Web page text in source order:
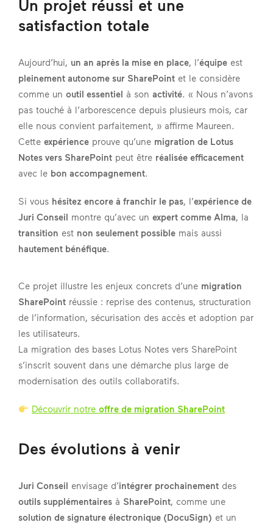
Un projet réussi et une
satisfaction totale
Aujourd’hui, un an après la mise en place, l’équipe est
pleinement autonome sur SharePoint et le considère
comme un outil essentiel à son activité. « Nous n’avons
pas touché à l’arborescence depuis plusieurs mois, car
elle nous convient parfaitement, » affirme Maureen.
Cette expérience prouve qu’une migration de Lotus
Notes vers SharePoint peut être réalisée efficacement
avec le bon accompagnement.
Si vous hésitez encore à franchir le pas, l’expérience de
Juri Conseil montre qu’avec un expert comme Alma, la
transition est non seulement possible mais aussi
hautement bénéfique.
Ce projet illustre les enjeux concrets d’une migration
SharePoint réussie : reprise des contenus, structuration
de l’information, sécurisation des accès et adoption par
les utilisateurs.
La migration des bases Lotus Notes vers SharePoint
s’inscrit souvent dans une démarche plus large de
modernisation des outils collaboratifs.
Découvrir notreoffre de migration SharePoint
Des évolutions à venir
Juri Conseil envisage d’intégrer prochainement des
outils supplémentaires à SharePoint, comme une
solution de signature électronique (DocuSign) et un